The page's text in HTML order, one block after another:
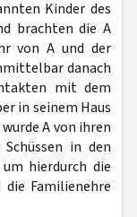
Kinder des
brachten die A
von A und der
danach
mit dem
in seinem Haus
A von ihren
in den
hierdurch die
Familienehre